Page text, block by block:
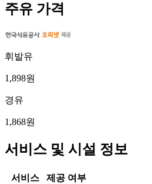
주유 가격
휘발유
1,898원
경유
1,868원
서비스 및 시설 정보
서비스 제공 여부